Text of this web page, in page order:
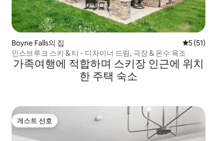
Boyne Falls의 집 평점 5점
5 (51)
인스브루크 스키 & 티 - 디자이너 드림, 극장 & 온수 욕조
가족여행에 적합하며 스키장 인근에 위치
한 주택 숙소
게스트 선호
게스트 선호